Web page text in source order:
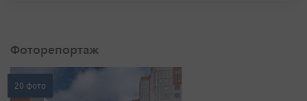
Фоторепортаж
20 фото